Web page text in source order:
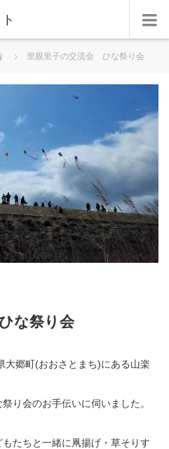
里親里子の交流会 ひな祭り会
な祭り会
郷町(おおさとまち)にある山楽
り会のお手伝いに伺いました。
たちと一緒に凧揚げ・草そりす